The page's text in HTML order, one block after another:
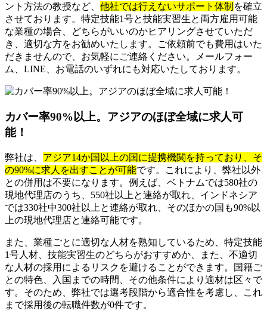
ント方法の教授など、 他社では行えないサポート体制 を確立
させております。特定技能1号と技能実習生と両方雇用可能
な業種の場合、どちらがいいのかヒアリングさせていただ
き、適切な方をお勧めいたします。ご依頼前でも費用はいた
だきませんので、お気軽にご連絡ください。メールフォー
ム、LINE、お電話のいずれにも対応いたしております。
カバー率90%以上。アジアのほぼ全域に求人可
能！
弊社は、 アジア14か国以上の国に提携機関を持っており、そ
の90%に求人を出すことが可能です。これにより、弊社以外
との併用は不要になります。例えば、ベトナムでは580社の
現地代理店のうち、550社以上と連絡が取れ、インドネシア
では330社中300社以上と連絡が取れ、そのほかの国も90%以
上の現地代理店と連絡可能です。
また、業種ごとに適切な人材を熟知しているため、特定技能
1号人材、技能実習生のどちらがおすすめか、また、不適切
な人材の採用によるリスクを避けることができます。国籍ご
との特色、入国までの時間、その他条件により適材は区々で
す。そのため、弊社では選考段階から適合性を考慮し、これ
まで採用後の転職件数が0件です。